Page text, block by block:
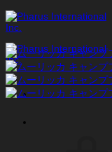
Skip
to
content